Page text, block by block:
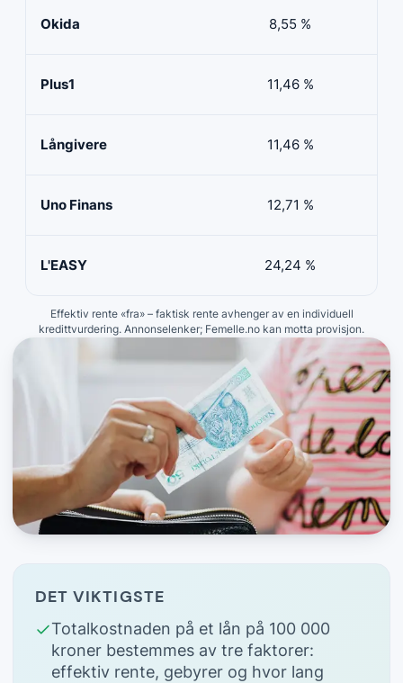
Okida 8,55 %
Plus1 11,46 %
Långivere 11,46 %
Uno Finans 12,71 %
L'EASY 24,24 %
Effektiv rente «fra» – faktisk rente avhenger av en individuell
kredittvurdering. Annonselenker; Femelle.no kan motta provisjon.
DET VIKTIGSTE
Totalkostnaden på et lån på 100 000
kroner bestemmes av tre faktorer:
effektiv rente, gebyrer og hvor lang